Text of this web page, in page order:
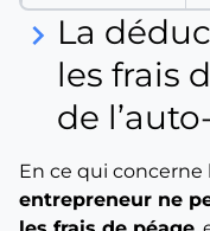
keyboard_arrow_right La
les frais
de
En ce qui
entrepreneur ne